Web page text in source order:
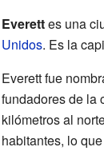
Everettes una
Unidos. Es la
Everett fue
fundadores de la
kilómetros al
habitantes, lo